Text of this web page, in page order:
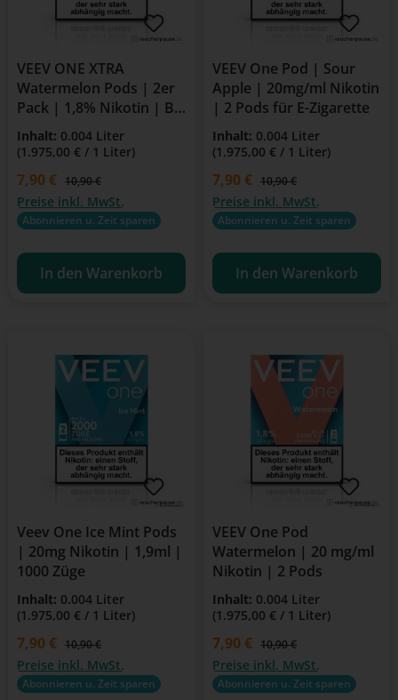
VEEV ONE XTRA
Watermelon Pods | 2er
Pack | 1,8% Nikotin | Bis
zu 2000 Züge
Inhalt: 0.004 Liter
(1.975,00 € / 1 Liter)
Verkaufspreis:
7,90 € Regulärer Preis:
10,90 €
Preise inkl. MwSt.
Abonnieren u. Zeit sparen
In den Warenkorb
VEEV One Pod | Sour
Apple | 20mg/ml Nikotin
| 2 Pods für E-Zigarette
Inhalt: 0.004 Liter
(1.975,00 € / 1 Liter)
Verkaufspreis:
7,90 € Regulärer Preis:
10,90 €
Preise inkl. MwSt.
Abonnieren u. Zeit sparen
In den Warenkorb
Veev One Ice Mint Pods
| 20mg Nikotin | 1,9ml |
1000 Züge
Inhalt: 0.004 Liter
(1.975,00 € / 1 Liter)
Verkaufspreis:
7,90 € Regulärer Preis:
10,90 €
Preise inkl. MwSt.
Abonnieren u. Zeit sparen
VEEV One Pod
Watermelon | 20 mg/ml
Nikotin | 2 Pods
Inhalt: 0.004 Liter
(1.975,00 € / 1 Liter)
Verkaufspreis:
7,90 € Regulärer Preis:
10,90 €
Preise inkl. MwSt.
Abonnieren u. Zeit sparen